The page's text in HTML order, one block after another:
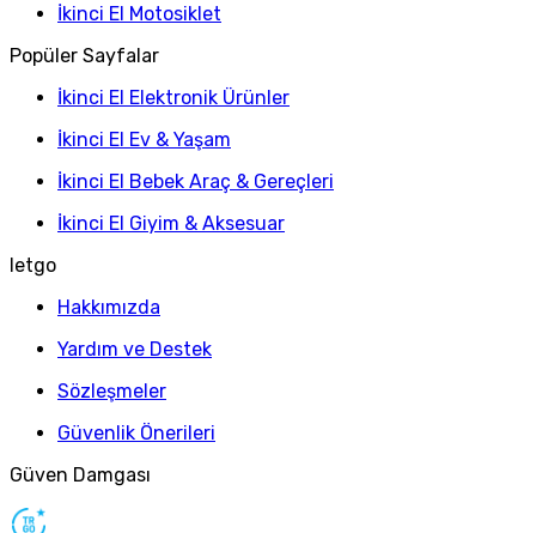
İkinci El Motosiklet
Popüler Sayfalar
İkinci El Elektronik Ürünler
İkinci El Ev & Yaşam
İkinci El Bebek Araç & Gereçleri
İkinci El Giyim & Aksesuar
letgo
Hakkımızda
Yardım ve Destek
Sözleşmeler
Güvenlik Önerileri
Güven Damgası